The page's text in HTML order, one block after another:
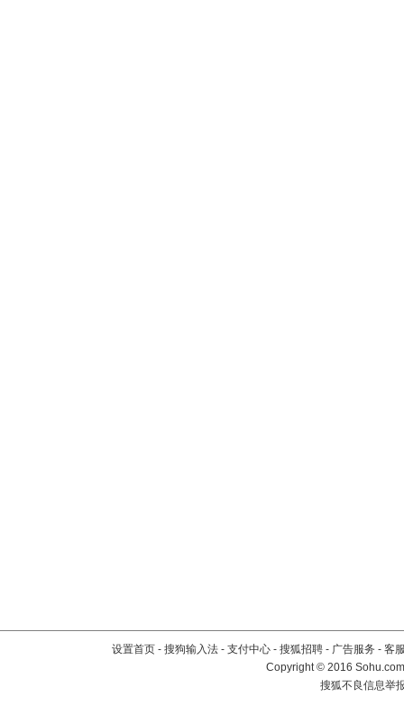
设置首页 - 搜狗输入法 - 支付中心 - 搜狐招聘 - 广告服务 - 客
Copyright©2016
搜狐不良信息举